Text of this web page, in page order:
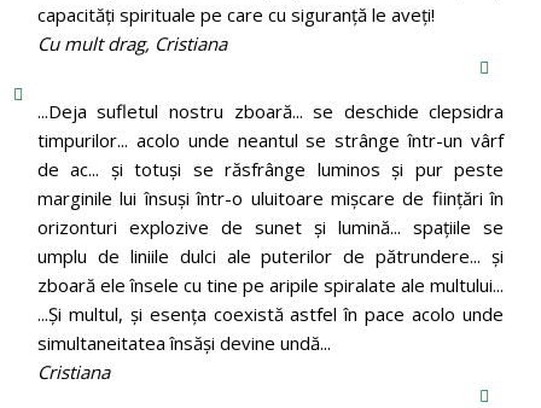
capacități spirituale pe care cu siguranță le aveți!
Cu mult drag, Cristiana
...Deja sufletul nostru zboară... se deschide clepsidra
timpurilor... acolo unde neantul se strânge într-un vârf
de ac... și totuși se răsfrânge luminos și pur peste
marginile lui însuși într-o uluitoare mișcare de ființări în
orizonturi explozive de sunet și lumină... spațiile se
umplu de liniile dulci ale puterilor de pătrundere... și
zboară ele însele cu tine pe aripile spiralate ale multului...
...Și multul, și esența coexistă astfel în pace acolo unde
simultaneitatea însăși devine undă...
Cristiana